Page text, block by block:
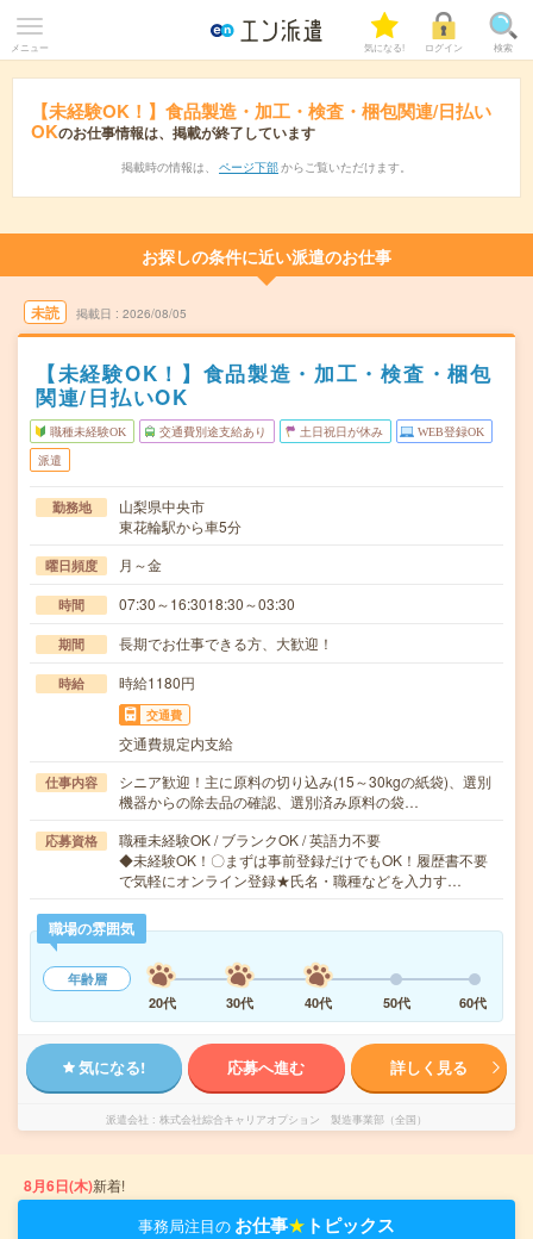
メニュー 気になる! ログイン 検索
【未経験OK！】食品製造・加工・検査・梱包関連/日払い
OKのお仕事情報は、掲載が終了しています
掲載時の情報は、 ページ下部 からご覧いただけます。
お探しの条件に近い派遣のお仕事
未読 掲載日 2026/08/05
【未経験OK！】食品製造・加工・検査・梱包
関連/日払いOK
職種未経験OK 交通費別途支給あり 土日祝日が休み WEB登録OK
派遣
勤務地
山梨県中央市
東花輪駅から車5分
曜日頻度 月～金
時間 07:30～16:3018:30～03:30
期間 長期でお仕事できる方、大歓迎！
時給 時給1180円
交通費
交通費規定内支給
仕事内容
シニア歓迎！主に原料の切り込み(15～30kgの紙袋)、選別
機器からの除去品の確認、選別済み原料の袋…
応募資格
職種未経験OK / ブランクOK / 英語力不要
◆未経験OK！〇まずは事前登録だけでもOK！履歴書不要
で気軽にオンライン登録★氏名・職種などを入力す…
職場の雰囲気
年齢層
20代
30代 40代 50代 60代
気になる! 応募へ進む 詳しく見る
派遣会社 株式会社綜合キャリアオプション 製造事業部（全国）
8月6日(木)新着!
事務局注目の お仕事★ トピックス